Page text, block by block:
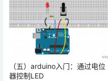
（五）arduino入门：通过电位
器控制LED